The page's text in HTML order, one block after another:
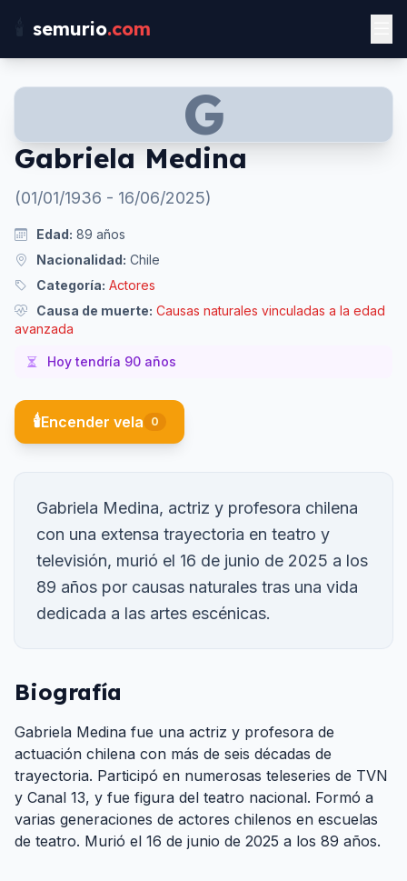
semurio.com
G
Gabriela Medina
(01/01/1936 - 16/06/2025)
Edad: 89 años
Nacionalidad: Chile
Categoría: Actores
Causa de muerte: Causas naturales vinculadas a la edad
avanzada
Hoy tendría 90 años
🕯️Encender vela 0
Gabriela Medina, actriz y profesora chilena
con una extensa trayectoria en teatro y
televisión, murió el 16 de junio de 2025 a los
89 años por causas naturales tras una vida
dedicada a las artes escénicas.
Biografía
Gabriela Medina fue una actriz y profesora de
actuación chilena con más de seis décadas de
trayectoria. Participó en numerosas teleseries de TVN
y Canal 13, y fue figura del teatro nacional. Formó a
varias generaciones de actores chilenos en escuelas
de teatro. Murió el 16 de junio de 2025 a los 89 años.